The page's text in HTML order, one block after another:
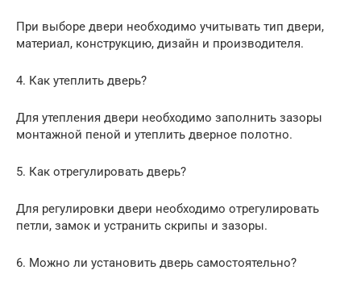
При выборе двери необходимо учитывать тип двери,
материал, конструкцию, дизайн и производителя.
4. Как утеплить дверь?
Для утепления двери необходимо заполнить зазоры
монтажной пеной и утеплить дверное полотно.
5. Как отрегулировать дверь?
Для регулировки двери необходимо отрегулировать
петли, замок и устранить скрипы и зазоры.
6. Можно ли установить дверь самостоятельно?